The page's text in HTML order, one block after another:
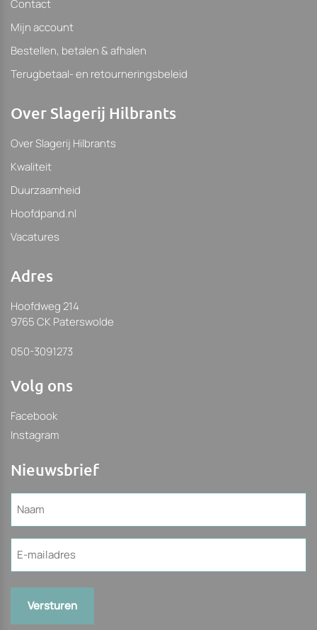
Contact
Mijn account
Bestellen, betalen & afhalen
Terugbetaal- en retourneringsbeleid
Over Slagerij Hilbrants
Over Slagerij Hilbrants
Kwaliteit
Duurzaamheid
Hoofdpand.nl
Vacatures
Adres
Hoofdweg 214
9765 CK Paterswolde
050-3091273
Volg ons
Facebook
Instagram
Nieuwsbrief
mailadres